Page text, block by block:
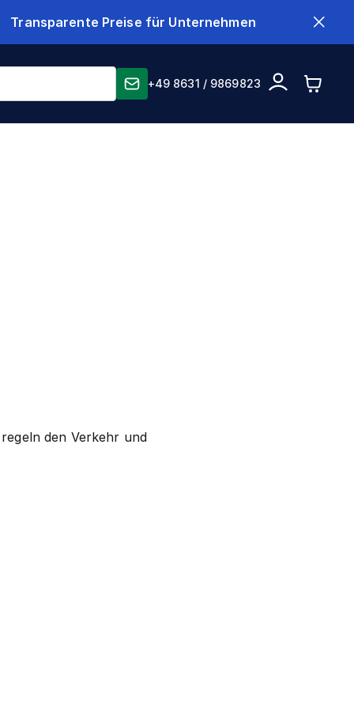
Transparente Preise für Unternehmen
+49 8631 / 9869823
den Verkehr und